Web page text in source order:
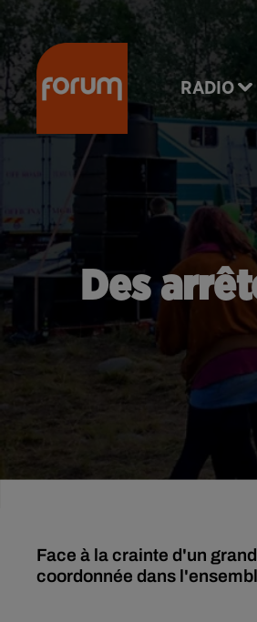
RADIO
Des
Face à la crainte d'un
coordonnée dans